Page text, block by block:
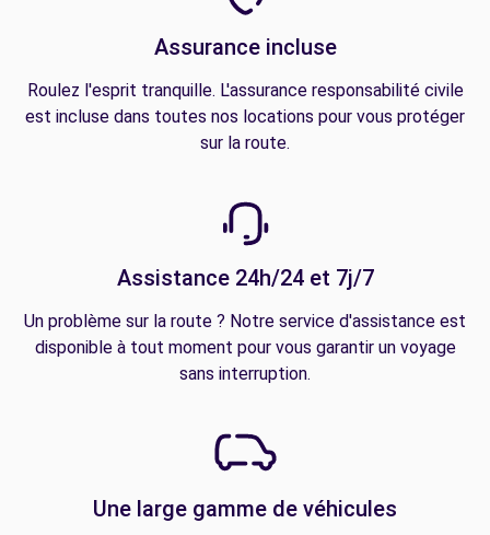
Assurance incluse
Roulez l'esprit tranquille. L'assurance responsabilité civile
est incluse dans toutes nos locations pour vous protéger
sur la route.
Assistance 24h/24 et 7j/7
Un problème sur la route ? Notre service d'assistance est
disponible à tout moment pour vous garantir un voyage
sans interruption.
Une large gamme de véhicules